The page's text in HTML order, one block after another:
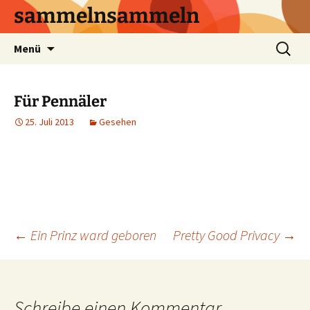
sammelnsammeln
Menü
Suchen
nach:
Für Pennäler
25. Juli 2013 Gesehen
Beitrags-
← Ein Prinz ward geboren Pretty Good Privacy →